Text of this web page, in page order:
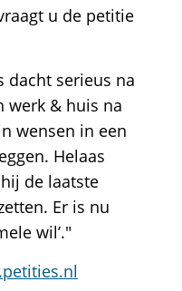
u de petitie
dacht serieus na
werk & huis na
wensen in een
Helaas
de laatste
Er is nu
wil’."